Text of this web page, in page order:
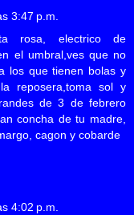
3:47 p.m.
rosa, electrico de
el umbral,ves que no
los que tienen bolas y
reposera,toma sol y
de 3 de febrero
concha de tu madre,
cagon y cobarde
4:02 p.m.